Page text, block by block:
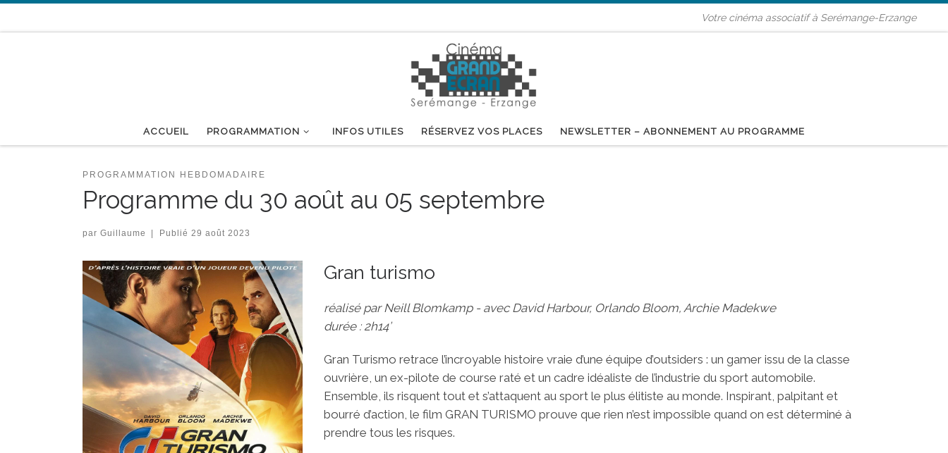
Votre cinéma associatif à Serémange-Erzange
ACCUEIL PROGRAMMATION INFOS UTILES RÉSERVEZ VOS PLACES NEWSLETTER – ABONNEMENT AU PROGRAMME
PROGRAMMATION HEBDOMADAIRE
Programme du 30 août au 05 septembre
par Guillaume Publié 29 août 2023
Gran turismo
réalisé par Neill Blomkamp - avec David Harbour, Orlando Bloom, Archie Madekwe
durée : 2h14’
Gran Turismo retrace l’incroyable histoire vraie d’une équipe d’outsiders : un gamer issu de la classe
ouvrière, un ex-pilote de course raté et un cadre idéaliste de l’industrie du sport automobile.
Ensemble, ils risquent tout et s’attaquent au sport le plus élitiste au monde. Inspirant, palpitant et
bourré d’action, le film GRAN TURISMO prouve que rien n’est impossible quand on est déterminé à
prendre tous les risques.